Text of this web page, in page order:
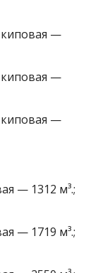
киповая —
киповая —
киповая —
— 1312 м³.;
— 1719 м³.;